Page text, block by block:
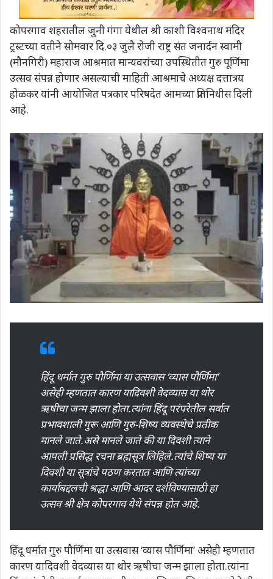
कोपरगाव शहरातील जुनी गंगा येथील श्री काशी विश्वनाथ मंदिर
ट्रस्टच्या वतीने सोमवार दि.०३ जुलै रोजी राष्ट्र संत जनार्दन स्वामी
(मौनगिरी) महाराज आश्रमात मान्यवरांच्या उपस्थितीत गुरु पूर्णिमा
उत्सव संपन्न होणार असल्याची माहिती आश्रमाचे अध्यक्ष दत्तात्रय
होळकर यांनी आयोजित पत्रकार परिषदेत आमच्या प्रतिनिधीस दिली
आहे.
हिंदू धर्मात गुरु पौर्णिमा या उत्सवास ‘व्यास पौर्णिमा’
असेही म्हणतात कारण यादिवशी वेदव्यास या थोर
ऋषीचा जन्म झाला होता.त्यांना हिंदू परंपरेतील सर्वात
प्रभावशाली गुरू आणि गुरु-शिष्य व्यवस्थेचे प्रतीक
मानले जाते.असे मानले जाते की या दिवशी त्याने
आपली प्रसिद्ध रचना ब्रह्मसूत्र लिहिले.त्यांचे शिष्य या
दिवशी या सूत्रांचे पठण करतात आणि त्यांच्या
कार्याबद्दलची श्रद्धा आणि आदर दर्शविण्यासाठी हा
उत्सव श्री क्षेत्र कोपरगाव येथे संपन्न होत आहे.
हिंदू धर्मात गुरु पौर्णिमा या उत्सवास ‘व्यास पौर्णिमा’ असेही म्हणतात
कारण यादिवशी वेदव्यास या थोर ऋषीचा जन्म झाला होता.त्यांना